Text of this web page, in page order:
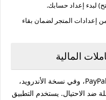
لبدء إعداد حسابك.
إعدادات المتجر لضمان بقاء
المالية
يعتبر الأمان هو الهوية الحقيقية لشركة PayPal، وفي نسخة الأندرويد،
ضد الاحتيال. يستخدم التطبيق